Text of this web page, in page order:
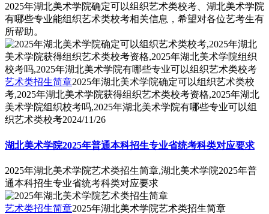
2025年湖北美术学院确定可以组织艺术类校考、湖北美术学院
有哪些专业能组织艺术类校考相关信息，希望对各位艺考生有
所帮助。
艺术类招生简章2025年湖北美术学院确定可以组织艺术类校
考,2025年湖北美术学院获得组织艺术类校考资格,2025年湖北
美术学院组织校考吗,2025年湖北美术学院有哪些专业可以组
织艺术类校考2024/11/26
湖北美术学院2025年普通本科招生专业省统考科类对应要求
2025年湖北美术学院艺术类招生简章,湖北美术学院2025年普
通本科招生专业省统考科类对应要求
艺术类招生简章2025年湖北美术学院艺术类招生简章